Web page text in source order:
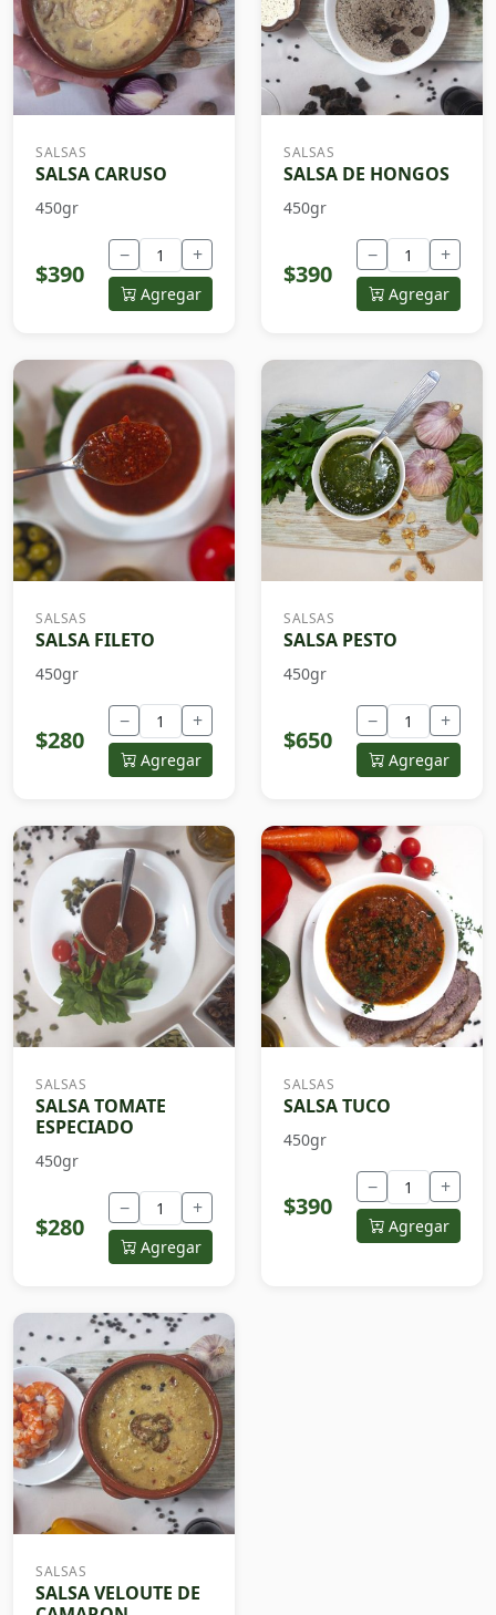
SALSAS
SALSA CARUSO
450gr
$390
− +
Agregar
SALSAS
SALSA DE HONGOS
450gr
$390
− +
Agregar
SALSAS
SALSA FILETO
450gr
$280
− +
Agregar
SALSAS
SALSA PESTO
450gr
$650
− +
Agregar
SALSAS
SALSA TOMATE
ESPECIADO
450gr
$280
− +
Agregar
SALSAS
SALSA TUCO
450gr
$390
− +
Agregar
SALSAS
SALSA VELOUTE DE